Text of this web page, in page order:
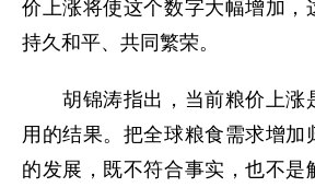
价上涨将使这个数字大幅增加，
持久和平、共同繁荣。
胡锦涛指出，当前粮价上涨
用的结果。把全球粮食需求增加
的发展，既不符合事实，也不是